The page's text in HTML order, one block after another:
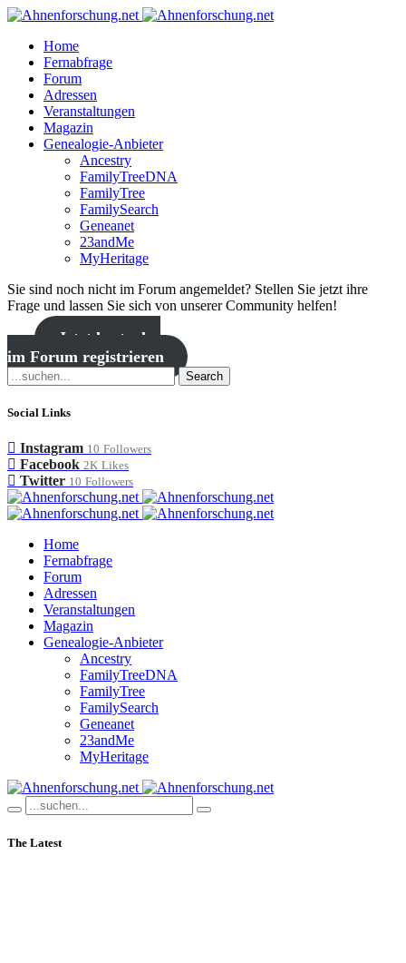
Home
Fernabfrage
Forum
Adressen
Veranstaltungen
Magazin
Genealogie-Anbieter
Ancestry
FamilyTreeDNA
FamilyTree
FamilySearch
Geneanet
23andMe
MyHeritage
Sie sind noch nicht im Forum angemeldet? Stellen Sie jetzt ihre
Frage und lassen Sie sich von unserer Community helfen!
Jetzt kostenlos
im Forum registrieren
Search
Social Links
Instagram 10 Followers
Facebook 2K Likes
Twitter 10 Followers
Home
Fernabfrage
Forum
Adressen
Veranstaltungen
Magazin
Genealogie-Anbieter
Ancestry
FamilyTreeDNA
FamilyTree
FamilySearch
Geneanet
23andMe
MyHeritage
The Latest